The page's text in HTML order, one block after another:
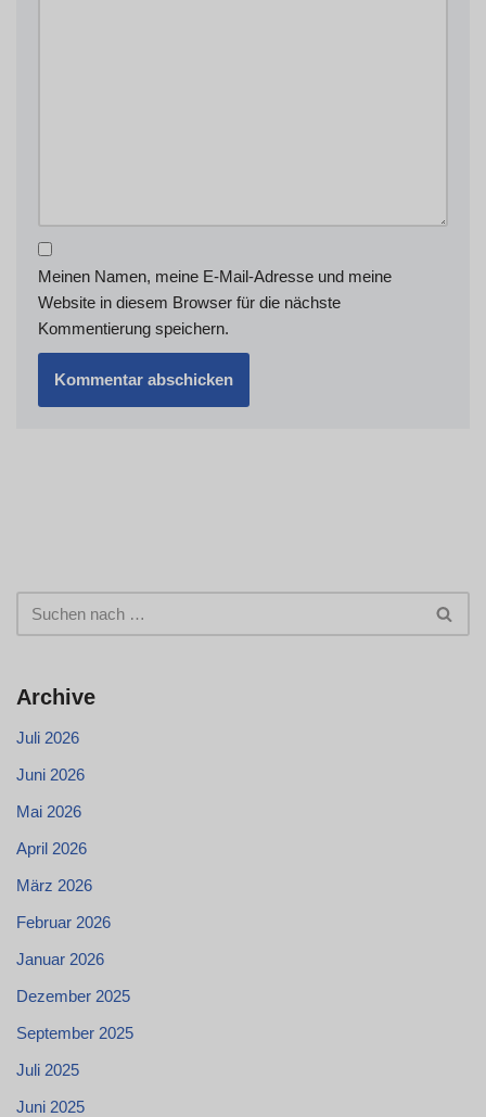
Meinen Namen, meine E-Mail-Adresse und meine
Website in diesem Browser für die nächste
Kommentierung speichern.
Archive
Juli 2026
Juni 2026
Mai 2026
April 2026
März 2026
Februar 2026
Januar 2026
Dezember 2025
September 2025
Juli 2025
Juni 2025